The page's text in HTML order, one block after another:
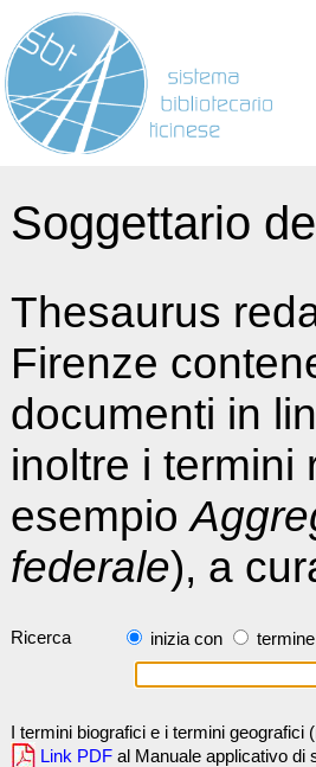
Soggettario
Thesaurus
Firenze
documenti in
inoltre i termini
esempio
federale), a
Ricerca inizia con
I termini biografici e i termini geografici
Link PDF al Manuale applicativo di